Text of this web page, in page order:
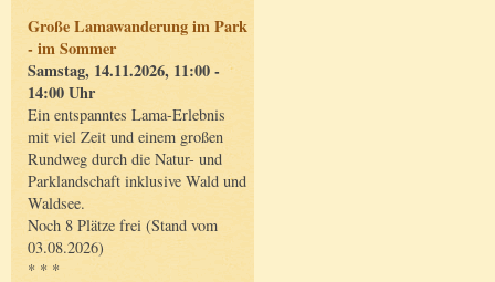
Große Lamawanderung im Park
- im Sommer
Samstag, 14.11.2026, 11:00 -
14:00 Uhr
Ein entspanntes Lama-Erlebnis
mit viel Zeit und einem großen
Rundweg durch die Natur- und
Parklandschaft inklusive Wald und
Waldsee.
Noch 8 Plätze frei (Stand vom
03.08.2026)
* * *